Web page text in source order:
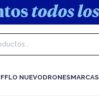
LO NUEVODRONESMARCAS